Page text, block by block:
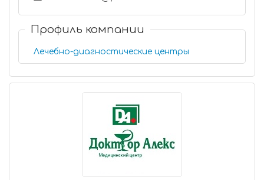
Профиль компании
Лечебно-диагностические центры